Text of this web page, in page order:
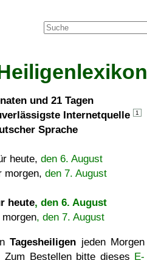
und 21 Tagen
Internetquelle
1
Sprache
heute, den 6. August
morgen, den 7. August
heute, den 6. August
, den 7. August
Tagesheiligen jeden Morgen
Bestellen bitte dieses E-